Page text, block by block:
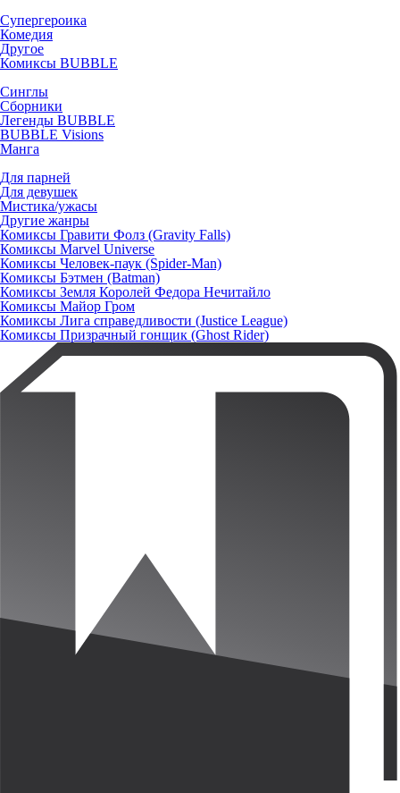
Супергероика
Комедия
Другое
Комиксы BUBBLE
Синглы
Сборники
Легенды BUBBLE
BUBBLE Visions
Манга
Для парней
Для девушек
Мистика/ужасы
Другие жанры
Комиксы Гравити Фолз (Gravity Falls)
Комиксы Marvel Universe
Комиксы Человек-паук (Spider-Man)
Комиксы Бэтмен (Batman)
Комиксы Земля Королей Федора Нечитайло
Комиксы Майор Гром
Комиксы Лига справедливости (Justice League)
Комиксы Призрачный гонщик (Ghost Rider)